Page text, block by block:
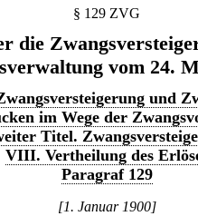
§ 129 ZVG
die
vom 24.
und
im Wege der
Titel.
VIII. Vertheilung des
Paragraf 129
[1. Januar 1900]